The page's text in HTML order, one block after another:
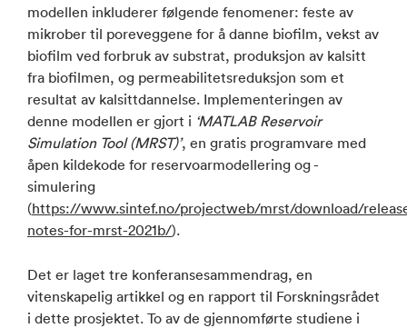
modellen inkluderer følgende fenomener: feste av
mikrober til poreveggene for å danne biofilm, vekst av
biofilm ved forbruk av substrat, produksjon av kalsitt
fra biofilmen, og permeabilitetsreduksjon som et
resultat av kalsittdannelse. Implementeringen av
denne modellen er gjort i ‘MATLAB Reservoir
Simulation Tool (MRST)’, en gratis programvare med
åpen kildekode for reservoarmodellering og -
simulering
(https://www.sintef.no/projectweb/mrst/download/
notes-for-mrst-2021b/).
Det er laget tre konferansesammendrag, en
vitenskapelig artikkel og en rapport til Forskningsrådet
i dette prosjektet. To av de gjennomførte studiene i